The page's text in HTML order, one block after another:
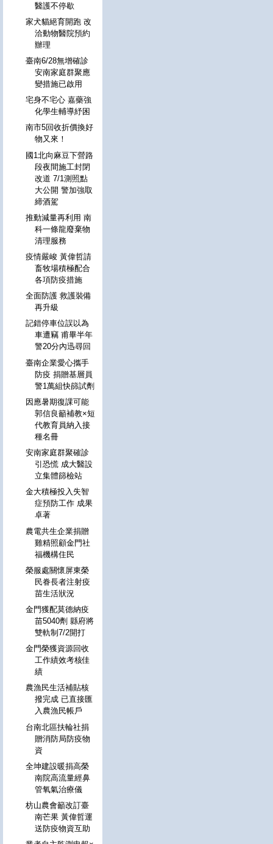
醫護不停歇
家犬貓絕育開跑 改
洽動物醫院預約
辦理
臺南6/28無增確診
安南家庭群聚應
變措施已啟用
宅身不宅心 嘉藥強
化學生輔導紓困
南市5回收折價換好
物又來！
國1北向麻豆下營路
段夜間施工封閉
改道 7/1測照點
大公開 警加強取
締酒駕
推動減量再利用 南
科一條龍廢棄物
清理服務
疫情嚴峻 黃偉哲請
畜牧場積極配合
各項防疫措施
全面防護 救護裝備
再升級
記錯停車位誤以為
車遭竊 甫畢半年
警20分內迅尋回
臺南企業愛心攜手
防疫 捐贈基層員
警1萬組快篩試劑
因應暑期復課可能
郭信良籲補教×短
代教育員納入接
種名冊
安南家庭群聚確診
引恐慌 成大醫設
立集體篩檢站
金大積極投入失智
症預防工作 成果
卓著
農電共生企業捐贈
雞精照顧金門社
福機構住民
榮服處關懷屏東榮
民眷長者注射疫
苗生活狀況
金門獲配莫德納疫
苗5040劑 縣府將
雙軌制7/2開打
金門榮獲資源回收
工作績效考核佳
績
農漁民生活補貼核
撥完成 已直接匯
入農漁民帳戶
台南北區扶輪社捐
贈消防局防疫物
資
全坤建設暖捐高榮
南院高流量經鼻
管氧氣治療儀
枋山農會籲改訂臺
南芒果 黃偉哲運
送防疫物資互助